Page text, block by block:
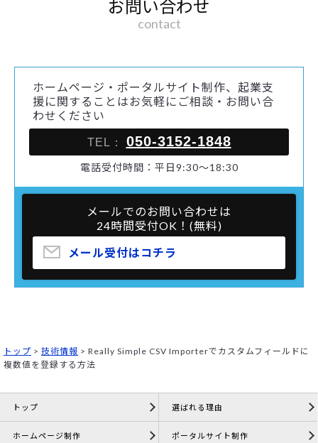
お問い合わせ
contact
ホームページ・ポータルサイト制作、起業支
援に関することはお気軽にご相談・お問い合
わせください
TEL： 050-3152-1848
電話受付時間：平日9:30～18:30
メールでのお問い合わせは
24時間受付OK！(無料)
メール受付はコチラ
トップ > 技術情報 > Really Simple CSV Importerでカスタムフィールドに
複数値を登録する方法
トップ 選ばれる理由
ホームページ制作 ポータルサイト制作